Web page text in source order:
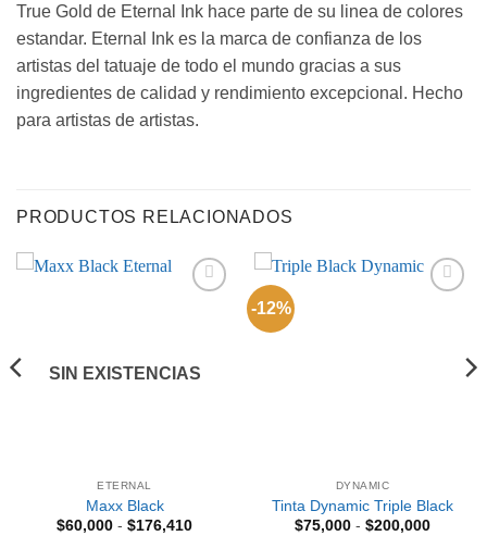
True Gold de Eternal Ink hace parte de su linea de colores
estandar. Eternal Ink es la marca de confianza de los
artistas del tatuaje de todo el mundo gracias a sus
ingredientes de calidad y rendimiento excepcional. Hecho
para artistas de artistas.
PRODUCTOS RELACIONADOS
SIN EXISTENCIAS
ETERNAL
Maxx Black
$60,000 - $176,410Rango
-12%
DYNAMIC
Tinta Dynamic Triple Black
$75,000 - $200,000Rango